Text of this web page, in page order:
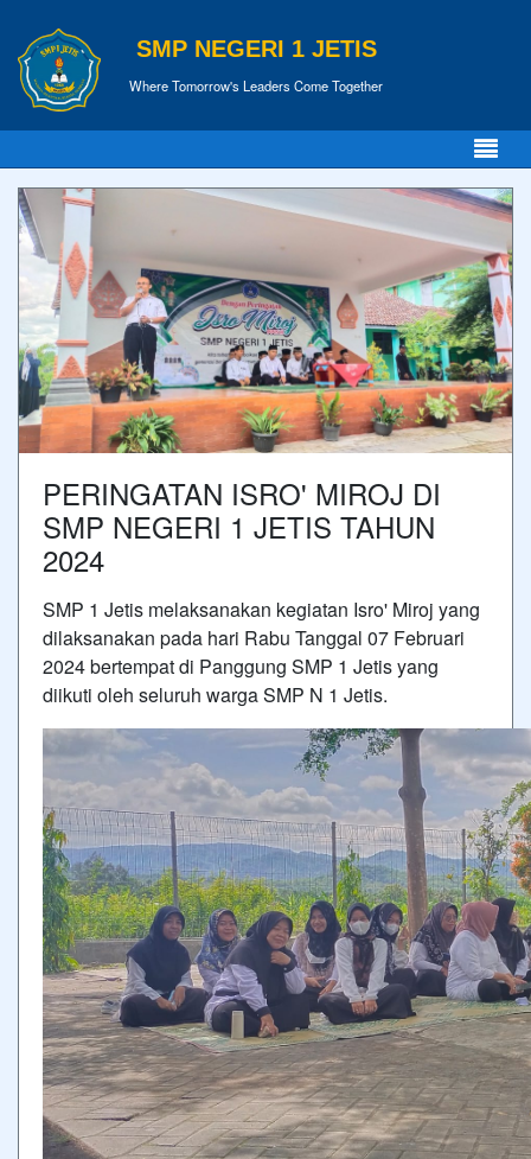
SMP NEGERI 1 JETIS
Where Tomorrow's Leaders Come Together
PERINGATAN ISRO' MIROJ DI
SMP NEGERI 1 JETIS TAHUN
2024
SMP 1 Jetis melaksanakan kegiatan Isro' Miroj yang
dilaksanakan pada hari Rabu Tanggal 07 Februari
2024 bertempat di Panggung SMP 1 Jetis yang
diikuti oleh seluruh warga SMP N 1 Jetis.